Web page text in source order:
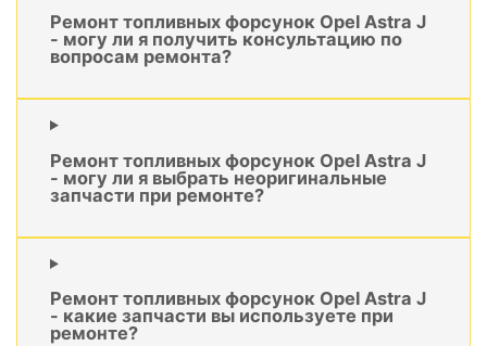
Ремонт топливных форсунок Opel Astra J
- могу ли я получить консультацию по
вопросам ремонта?
Ремонт топливных форсунок Opel Astra J
- могу ли я выбрать неоригинальные
запчасти при ремонте?
Ремонт топливных форсунок Opel Astra J
- какие запчасти вы используете при
ремонте?